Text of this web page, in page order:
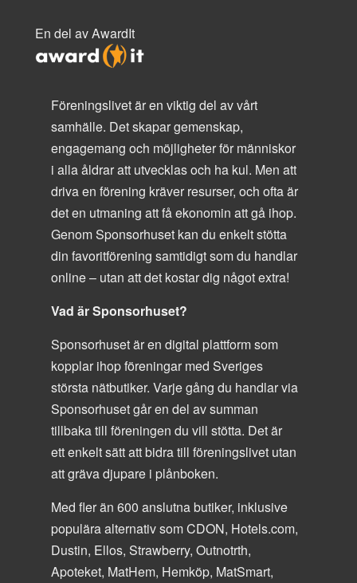
En del av AwardIt
Föreningslivet är en viktig del av vårt
samhälle. Det skapar gemenskap,
engagemang och möjligheter för människor
i alla åldrar att utvecklas och ha kul. Men att
driva en förening kräver resurser, och ofta är
det en utmaning att få ekonomin att gå ihop.
Genom Sponsorhuset kan du enkelt stötta
din favoritförening samtidigt som du handlar
online – utan att det kostar dig något extra!
Vad är Sponsorhuset?
Sponsorhuset är en digital plattform som
kopplar ihop föreningar med Sveriges
största nätbutiker. Varje gång du handlar via
Sponsorhuset går en del av summan
tillbaka till föreningen du vill stötta. Det är
ett enkelt sätt att bidra till föreningslivet utan
att gräva djupare i plånboken.
Med fler än 600 anslutna butiker, inklusive
populära alternativ som CDON, Hotels.com,
Dustin, Ellos, Strawberry, Outnotrth,
Apoteket, MatHem, Hemköp, MatSmart,